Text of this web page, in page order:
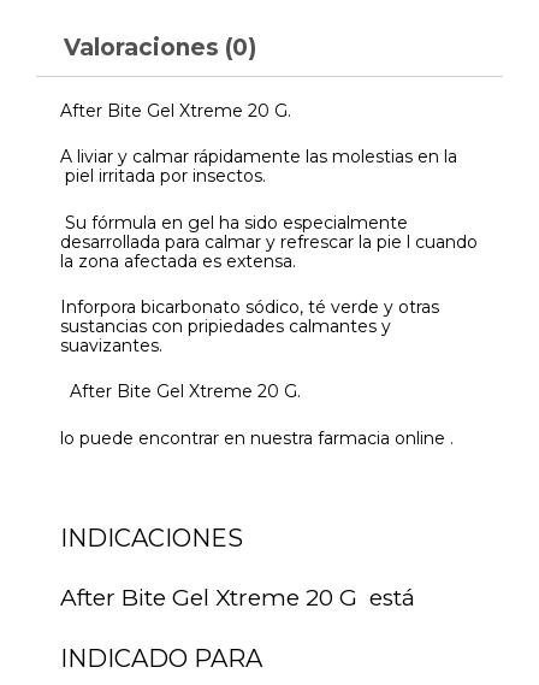
Valoraciones (0)
After Bite Gel Xtreme 20 G.
A liviar y calmar rápidamente las molestias en la
piel irritada por insectos.
Su fórmula en gel ha sido especialmente
desarrollada para calmar y refrescar la pie l cuando
la zona afectada es extensa.
Inforpora bicarbonato sódico, té verde y otras
sustancias con pripiedades calmantes y
suavizantes.
After Bite Gel Xtreme 20 G.
lo puede encontrar en nuestra farmacia online .
INDICACIONES
After Bite Gel Xtreme 20 G está
INDICADO PARA